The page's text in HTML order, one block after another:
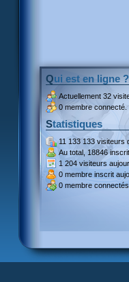
Qui est en ligne ?
Actuellement 32
0 membre connecté.
Statistiques
11 133 133 visiteurs
Au total, 18846
1 204 visiteurs
0 membre inscrit
0 membre